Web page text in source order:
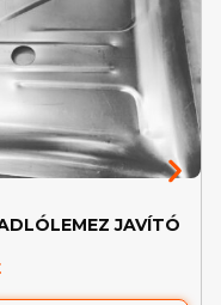
JAVÍTÓ